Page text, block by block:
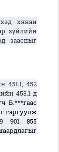
хянан
зүйлийн
заасныг
451.1, 452
453.1-д
Б.***гаас
гаргуулж
901 855